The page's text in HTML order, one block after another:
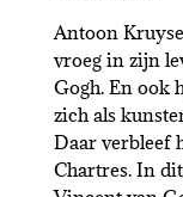
Antoon
vroeg in zijn
Gogh. En ook
zich als
Daar verbleef
Chartres. In